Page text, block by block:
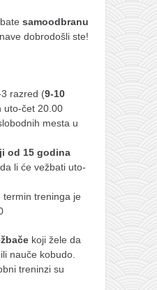
samoodbranu
dobrodošli ste!
razred (9-10
uto-čet 20.00
mesta u
od 15 godina
li će vežbati uto-
termin treninga je
koji žele da
nauče kobudo.
treninzi su